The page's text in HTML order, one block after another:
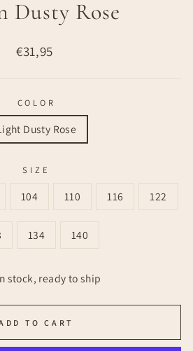
Dusty Rose
Regular
€31,95
COLOR
Dusty Rose
SIZE
104 110 116 122
134 140
stock, ready to ship
TO CART